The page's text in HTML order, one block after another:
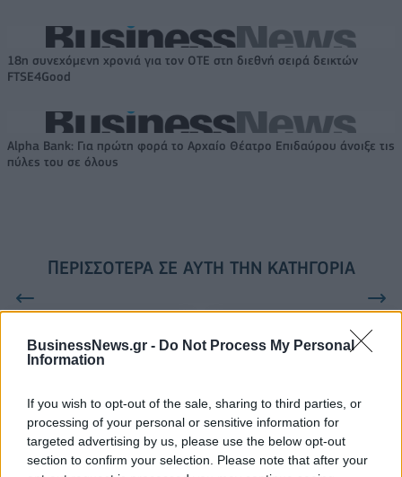
BusinessNews.gr - Do Not Process My Personal
Information
If you wish to opt-out of the sale, sharing to third parties, or
processing of your personal or sensitive information for
targeted advertising by us, please use the below opt-out
section to confirm your selection. Please note that after your
18η συνεχόμενη χρονιά για τον ΟΤΕ στη διεθνή σειρά δεικτών
FTSE4Good
Alpha Bank: Για πρώτη φορά το Αρχαίο Θέατρο Επιδαύρου άνοιξε τις
πύλες του σε όλους
ΠΕΡΙΣΣΌΤΕΡΑ ΣΕ ΑΥΤΉ ΤΗΝ ΚΑΤΗΓΟΡΊΑ
Ν. Ηλιόπουλος: "Η πρόταση
Μ.Καλογήρου: Εισαγγελική